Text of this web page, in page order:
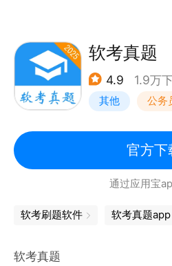
工,护工,护理师,护师,护士资格
会计师,机修工,技工,技师,家
师,架子工,建造师,建筑师,教师
师,马原,美发师,美甲师,美睫
民航售票员,大学网课,智慧树,
院,云职教,u校院,超星尔雅,慕
员,汽车美容师,汽车维修,前端,
瓦工,网课,西式面点师,西式烹
软考真题
4.9 1.9万
其他 公务
官方下
通过应用宝
软考刷题软件 软考真题app
软考真题